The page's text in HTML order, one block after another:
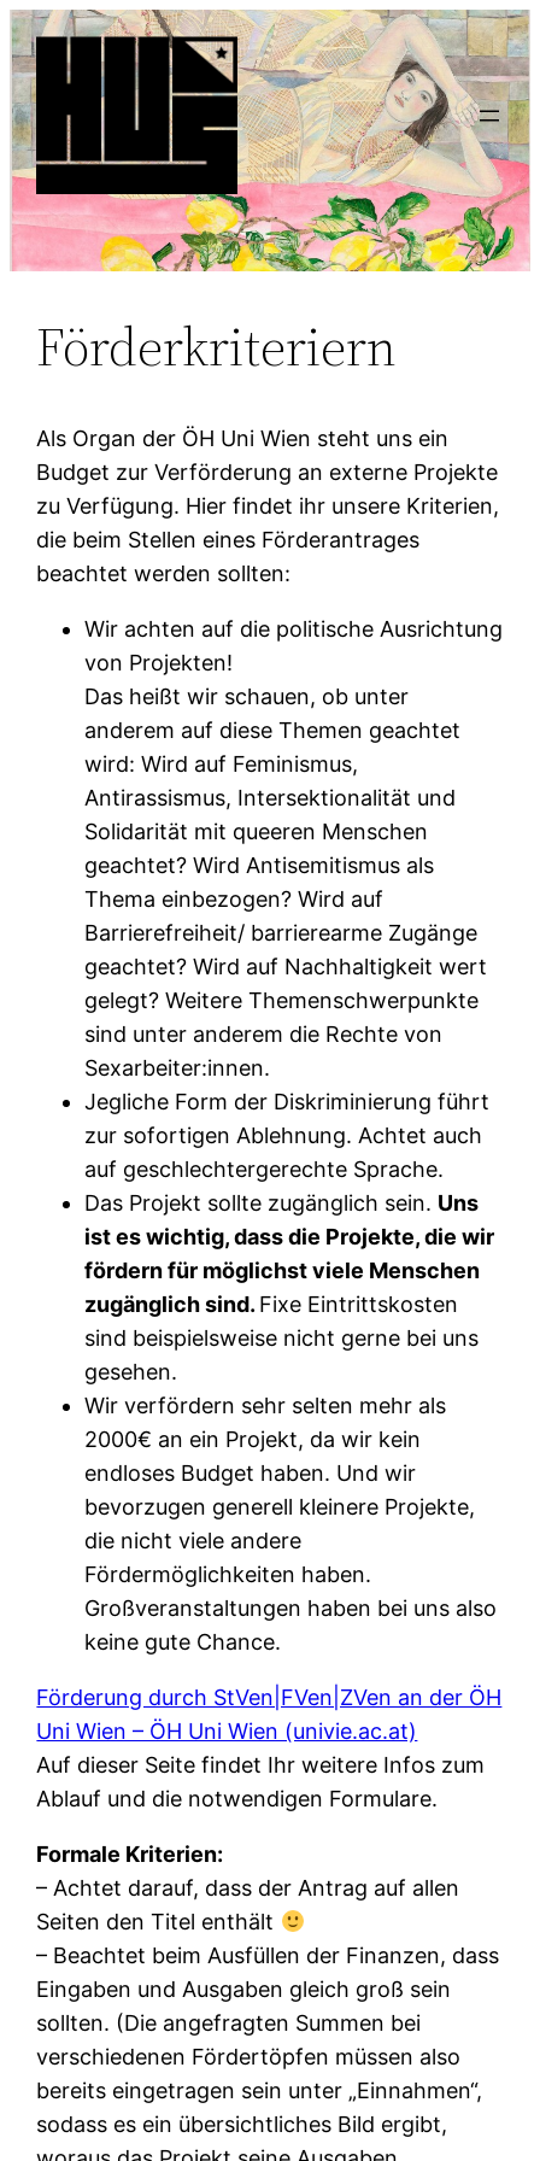
Förderkriteriern
Als Organ der ÖH Uni Wien steht uns ein
Budget zur Verförderung an externe Projekte
zu Verfügung. Hier findet ihr unsere Kriterien,
die beim Stellen eines Förderantrages
beachtet werden sollten:
Wir achten auf die politische Ausrichtung
von Projekten!
Das heißt wir schauen, ob unter
anderem auf diese Themen geachtet
wird: Wird auf Feminismus,
Antirassismus, Intersektionalität und
Solidarität mit queeren Menschen
geachtet? Wird Antisemitismus als
Thema einbezogen? Wird auf
Barrierefreiheit/ barrierearme Zugänge
geachtet? Wird auf Nachhaltigkeit wert
gelegt? Weitere Themenschwerpunkte
sind unter anderem die Rechte von
Sexarbeiter:innen.
Jegliche Form der Diskriminierung führt
zur sofortigen Ablehnung. Achtet auch
auf geschlechtergerechte Sprache.
Das Projekt sollte zugänglich sein. Uns
ist es wichtig, dass die Projekte, die wir
fördern für möglichst viele Menschen
zugänglich sind. Fixe Eintrittskosten
sind beispielsweise nicht gerne bei uns
gesehen.
Wir verfördern sehr selten mehr als
2000€ an ein Projekt, da wir kein
endloses Budget haben. Und wir
bevorzugen generell kleinere Projekte,
die nicht viele andere
Fördermöglichkeiten haben.
Großveranstaltungen haben bei uns also
keine gute Chance.
Förderung durch StVen|FVen|ZVen an der ÖH
Uni Wien – ÖH Uni Wien (univie.ac.at)
​​​​​​Auf dieser Seite findet Ihr weitere Infos zum
Ablauf und die notwendigen Formulare.
Formale Kriterien:
– Achtet darauf, dass der Antrag auf allen
Seiten den Titel enthält
– Beachtet beim Ausfüllen der Finanzen, dass
Eingaben und Ausgaben gleich groß sein
sollten. (Die angefragten Summen bei
verschiedenen Fördertöpfen müssen also
bereits eingetragen sein unter „Einnahmen“,
sodass es ein übersichtliches Bild ergibt,